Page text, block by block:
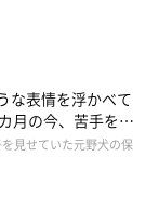
な表情を浮かべて
月の今、苦手を克
！見せていた元野犬の保